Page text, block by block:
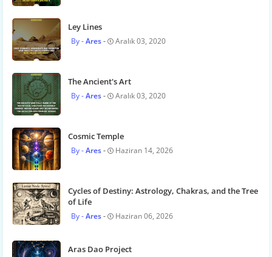
Ley Lines
Ares Aralık 03, 2020
The Ancient's Art
Ares Aralık 03, 2020
Cosmic Temple
Ares Haziran 14, 2026
Cycles of Destiny: Astrology, Chakras, and the Tree
of Life
Ares Haziran 06, 2026
Aras Dao Project